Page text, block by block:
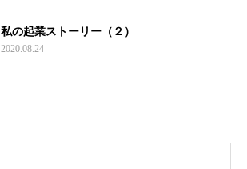
私の起業ストーリー（２）
2020.08.24